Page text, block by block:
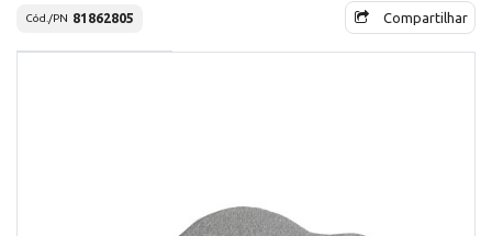
Cód./PN 81862805 Compartilhar